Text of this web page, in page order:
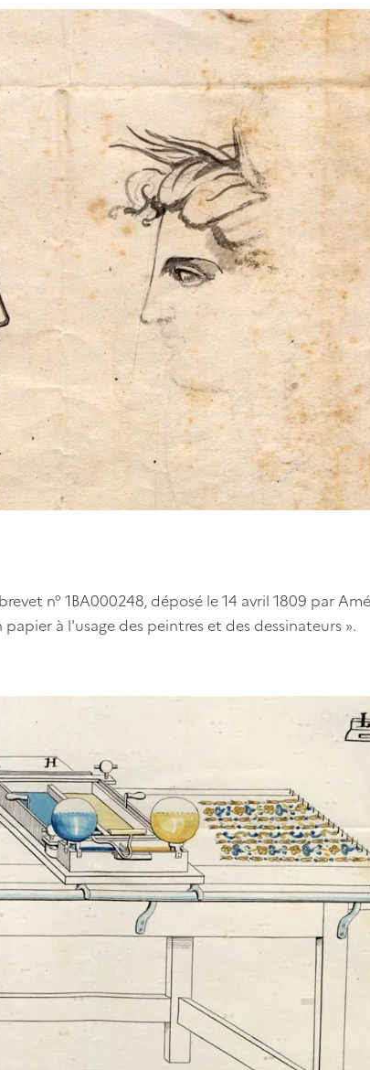
n° 1BA000248, déposé le 14 avril 1809 par
à l'usage des peintres et des dessinateurs ».